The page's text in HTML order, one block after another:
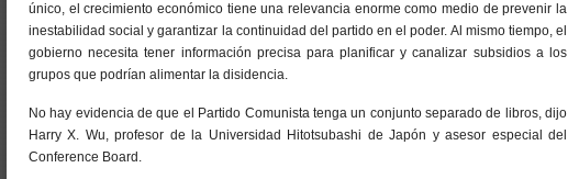
único, el crecimiento económico tiene una relevancia enorme como medio de prevenir la
inestabilidad social y garantizar la continuidad del partido en el poder. Al mismo tiempo, el
gobierno necesita tener información precisa para planificar y canalizar subsidios a los
grupos que podrían alimentar la disidencia.
No hay evidencia de que el Partido Comunista tenga un conjunto separado de libros, dijo
Harry X. Wu, profesor de la Universidad Hitotsubashi de Japón y asesor especial del
Conference Board.